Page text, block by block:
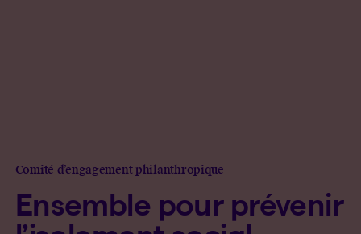
Comité d’engagement philanthropique
Ensemble pour prévenir